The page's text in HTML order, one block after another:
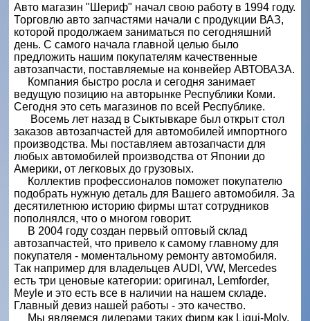
Авто магазин "Шериф" начал свою работу в 1994 году.
Торговлю авто запчастями начали с продукции ВАЗ,
которой продолжаем заниматься по сегодняшний
день. С самого начала главной целью было
предложить нашим покупателям качественные
автозапчасти, поставляемые на конвейер АВТОВАЗА.
Компания быстро росла и сегодня занимает
ведущую позицию на авторынке Республики Коми.
Сегодня это сеть магазинов по всей Республике.
Восемь лет назад в Сыктывкаре был открыт стол
заказов автозапчастей для автомобилей импортного
производства. Мы поставляем автозапчасти для
любых автомобилей производства от Японии до
Америки, от легковых до грузовых.
Коллектив профессионалов поможет покупателю
подобрать нужную деталь для Вашего автомобиля. За
десятилетнюю историю фирмы штат сотрудников
пополнялся, что о многом говорит.
В 2004 году создан первый оптовый склад
автозапчастей, что привело к самому главному для
покупателя - моментальному ремонту автомобиля.
Так например для владельцев AUDI, VW, Mercedes
есть три ценовые категории: оригинал, Lemforder,
Meyle и это есть все в наличии на нашем складе.
Главный девиз нашей работы - это качество.
Мы являемся дилерами таких фирм как Liqui-Moly,